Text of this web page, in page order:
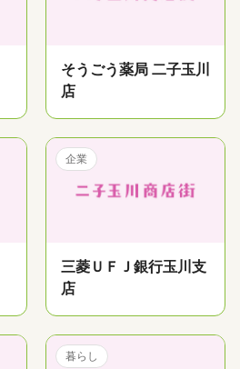
そうごう薬局 二子玉川
店
企業
三菱ＵＦＪ銀行玉川支
店
暮らし